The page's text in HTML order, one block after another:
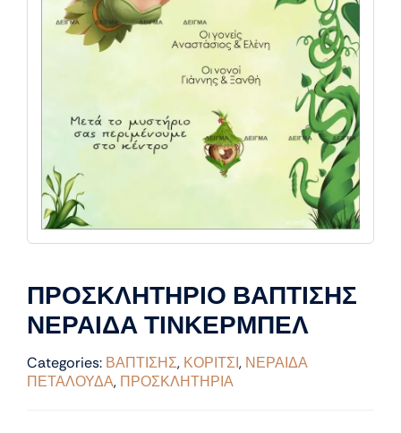
ΠΡΟΣΚΛΗΤΗΡΙΟ ΒΑΠΤΙΣΗΣ
ΝΕΡΑΙΔΑ ΤΙΝΚΕΡΜΠΕΛ
Categories: ΒΑΠΤΙΣΗΣ, ΚΟΡΙΤΣΙ, ΝΕΡΑΙΔΑ
ΠΕΤΑΛΟΥΔΑ, ΠΡΟΣΚΛΗΤΗΡΙΑ